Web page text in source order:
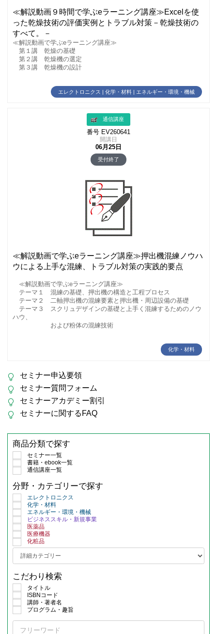
≪解説動画９時間で学ぶeラーニング講座≫Excelを使
った乾燥技術の評価実例とトラブル対策－乾燥技術の
すべて。－
≪解説動画で学ぶeラーニング講座≫
第１講 乾燥の基礎
第２講 乾燥機の選定
第３講 乾燥機の設計
エレクトロニクス | 化学・材料 | エネルギー・環境・機械
通信講座
番号 EV260641
開講日
06月25日
受付終了
≪解説動画で学ぶeラーニング講座≫押出機混練ノウハ
ウによる上手な混練、トラブル対策の実践的要点
≪解説動画で学ぶeラーニング講座≫
テーマ１ 混練の基礎、押出機の構造と工程プロセス
テーマ２ 二軸押出機の混練要素と押出機・周辺設備の基礎
テーマ３ スクリュデザインの基礎と上手く混練するためのノウ
ハウ、
および粉体の混練技術
化学・材料
セミナー申込要領
セミナー質問フォーム
セミナーアカデミー割引
セミナーに関するFAQ
商品分類で探す
セミナー一覧
書籍・ebook一覧
通信講座一覧
分野・カテゴリーで探す
エレクトロニクス
化学・材料
エネルギー・環境・機械
ビジネススキル・新規事業
医薬品
医療機器
化粧品
こだわり検索
タイトル
ISBNコード
講師・著者名
プログラム・趣旨